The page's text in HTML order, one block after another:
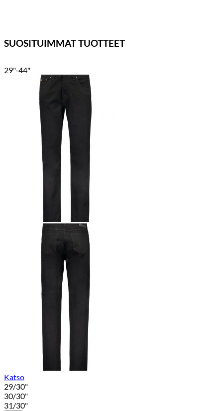
SUOSITUIMMAT TUOTTEET
29"-44"
Katso
29/30"
30/30"
31/30"